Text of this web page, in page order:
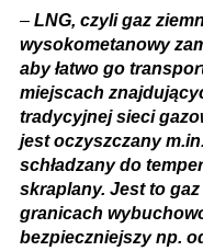
– LNG, czyli gaz
wysokometanowy
aby łatwo go
miejscach
tradycyjnej sieci
jest oczyszczany
schładzany do
skraplany. Jest to
granicach
bezpieczniejszy np.